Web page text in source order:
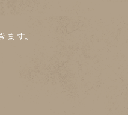
す。